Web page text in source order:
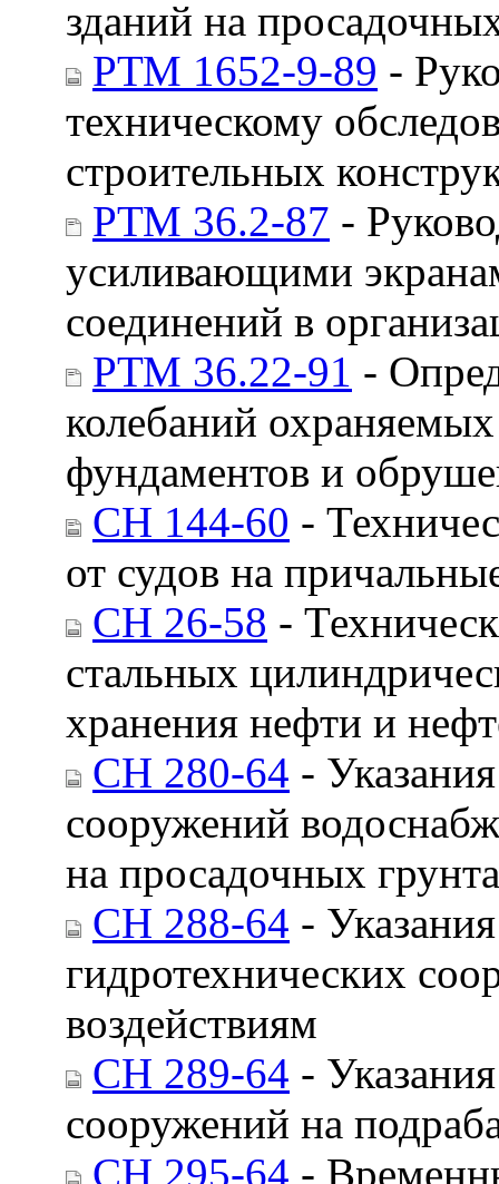
зданий на
РТМ 1652-9-89 -
техническому
строительных
РТМ 36.2-87 -
усиливающими
соединений в
РТМ 36.22-91 -
колебаний
фундаментов и
СН 144-60 -
от судов на
СН 26-58 -
стальных
хранения нефти и
СН 280-64 -
сооружений
на просадочных
СН 288-64 -
гидротехнических
воздействиям
СН 289-64 -
сооружений на
СН 295-64 -